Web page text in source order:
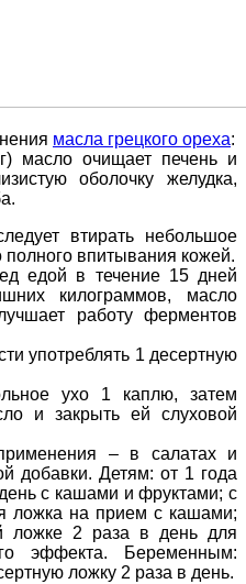
масла грецкого ореха:
масло очищает печень и
оболочку желудка,
втирать небольшое
полного впитывания кожей.
едой в течение 15 дней
килограммов, масло
работу ферментов
употреблять 1 десертную
ухо 1 каплю, затем
и закрыть ей слуховой
– в салатах и
добавки. Детям: от 1 года
с кашами и фруктами; с
ложка на прием с кашами;
ложке 2 раза в день для
эффекта. Беременным:
ложку 2 раза в день.